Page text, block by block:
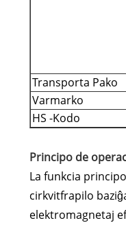
Transporta Pako
Varmarko
HS -Kodo
Principo de
La funkcia
cirkvitfrapilo
elektromagnetaj